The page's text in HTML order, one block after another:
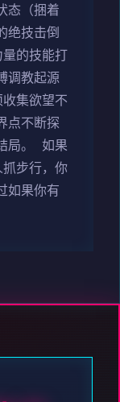
态（捆着
绝技击倒
的技能打
调教起源
集欲望不
点不断探
局。 如果
步行，你
如果你有